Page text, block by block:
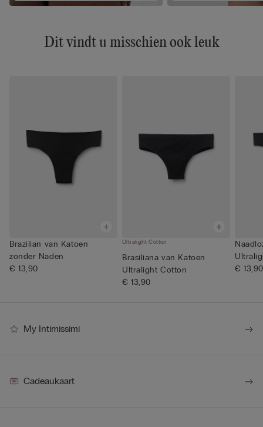
Dit vindt u misschien ook leuk
Brazilian van Katoen
zonder Naden
€ 13,90
Ultralight Cotton
Brasiliana van Katoen
Ultralight Cotton
€ 13,90
€ 13,90
My Intimissimi
Cadeaukaart